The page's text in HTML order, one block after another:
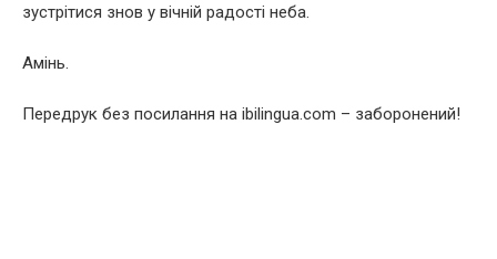
зустрітися знов у вічній радості неба.
Амінь.
Передрук без посилання на ibilingua.com – заборонений!